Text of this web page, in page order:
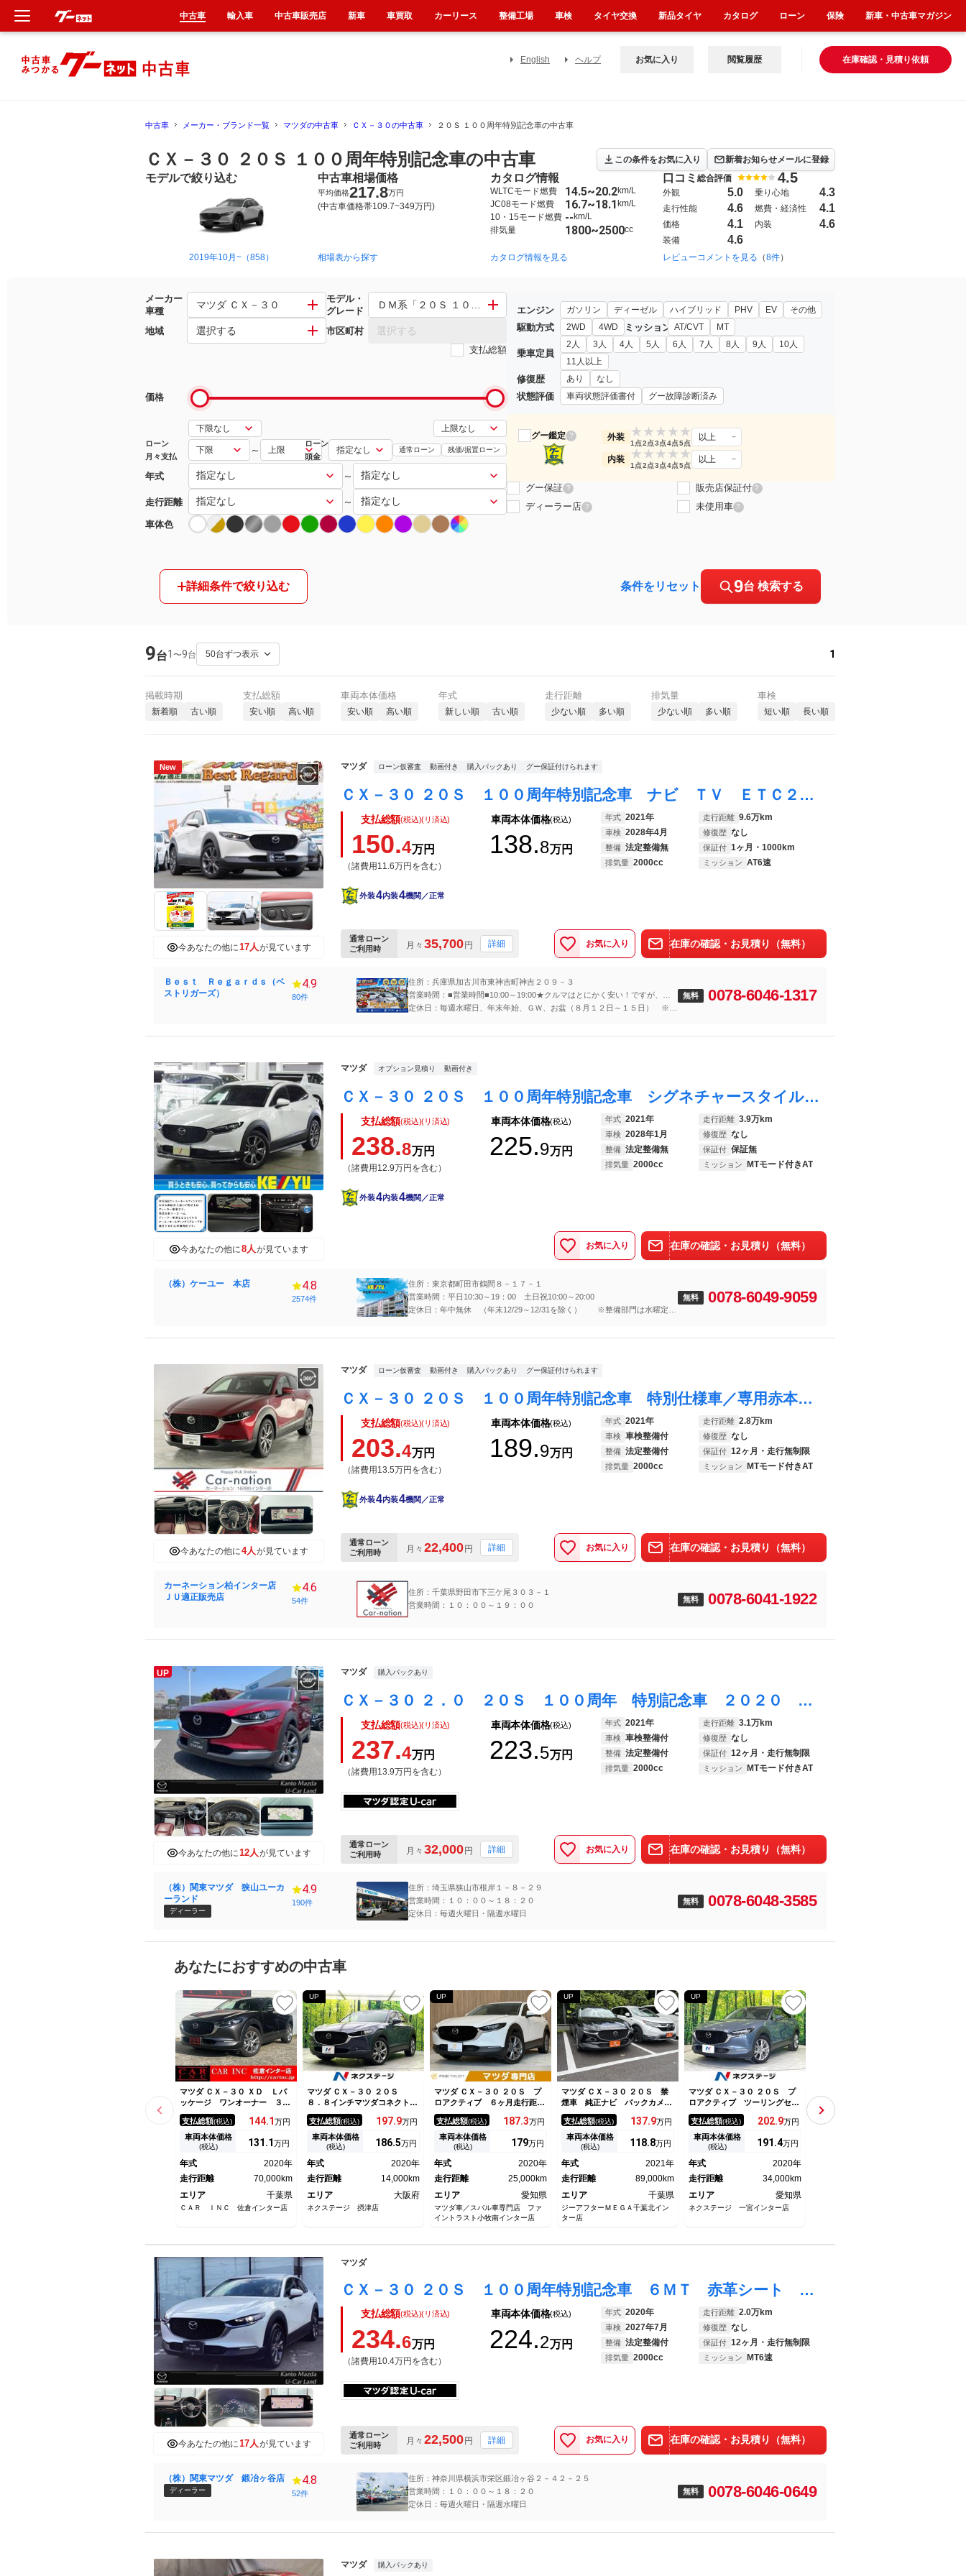
English ヘルプ 在庫確認・見積り依頼
お気に入り 閲覧履歴
中古車 メーカー・ブランド一覧 マツダの中古車 ＣＸ－３０の中古車 ２０Ｓ １００周年特別記念車の中古車
ＣＸ－３０ ２０Ｓ １００周年特別記念車の中古車 この条件をお気に入り 新着お知らせメールに登録
モデルで絞り込む
2019年10月~（858）
中古車相場価格
平均価格217.8万円
(中古車価格帯109.7~349万円)
相場表から探す
カタログ情報
WLTCモード燃費 14.5~20.2km/L
JC08モード燃費
16.7~18.1 km/L
10・15モード燃費 -- km/L
排気量
1800~2500cc
カタログ情報を見る
口コミ 総合評価 4.5
外観 5.0 乗り心地 4.3
走行性能 4.6 燃費・経済性 4.1
価格 4.1 内装 4.6
装備 4.6
レビューコメントを見る （8件）
メーカー
車種
マツダ ＣＸ－３０
モデル・
グレード
ＤＭ系「２０Ｓ １００周年特別記念車」 その他「２０Ｓ １００周年特別記念車」
地域 選択する 市区町村 選択する
支払総額
価格
ローン
月々支払
～
ローン
頭金
通常ローン 残価/据置ローン
年式 ～
走行距離 ～
車体色
エンジン ガソリン ディーゼル ハイブリッド PHV EV その他
駆動方式 2WD 4WD ミッション AT/CVT MT
乗車定員
2人 3人 4人 5人 6人 7人 8人 9人
10人
11人以上
修復歴 あり なし
状態評価 車両状態評価書付 グー故障診断済み
グー鑑定 ? 外装 ★
1点
★
2点
★
3点
★
4点
★
5点
以上
内装 ★
1点
★
2点
★
3点
★
4点
★
5点
以上
グー保証 ? 販売店保証付 ?
ディーラー店 ? 未使用車 ?
詳細条件で絞り込む 条件をリセット 9台 検索する
9台1 〜9台 1
掲載時期
新着順 古い順
支払総額
安い順 高い順
車両本体価格
安い順 高い順
年式
新しい順 古い順
走行距離
少ない順 多い順
排気量
少ない順 多い順
車検
短い順 長い順
New
今あなたの他に17人が見ています
マツダ ローン仮審査 動画付き 購入パックあり グー保証付けられます
ＣＸ－３０ ２０Ｓ １００周年特別記念車 ナビ ＴＶ ＥＴＣ２．０ ３６０°カメラ Ｂｌｕｅｔｏｏｔｈ レザーシート 運転席パワーシート シートヒーター ステアリングヒーター 電動格納ミラー パワーステアリング パワーウィンドウ
支払総額(税込)(リ済込)
150.4万円
（諸費用11.6万円を含む）
車両本体価格(税込)
138.8万円
年式 2021年 走行距離 9.6万km
車検 2028年4月 修復歴 なし
整備 法定整備無 保証付 1ヶ月・1000km
排気量 2000cc ミッション AT6速
外装4内装4機関／正常
通常ローン
ご利用時
月々 35,700円 詳細 お気に入り 在庫の確認・お見積り（無料）
Ｂｅｓｔ Ｒｅｇａｒｄｓ（ベ
ストリガーズ）
4.9
80件
住所：兵庫県加古川市東神吉町神吉２０９－３
営業時間：■営業時間■10:00～19:00★クルマはとにかく安い！ですが、駅
から徒歩30分の田舎で営業しております^^; ☆ナビで表示されない場合が
定休日：毎週水曜日、年末年始、ＧＷ、お盆（８月１２日～１５日） ※お
無料 0078-6046-1317
今あなたの他に8人が見ています
マツダ オプション見積り 動画付き
ＣＸ－３０ ２０Ｓ １００周年特別記念車 シグネチャースタイル ３６０°ビュー ＢＯＳＥサウンド ＢＳＭ ＨＵＤ レーダークルーズ パドルシフト ＥＴＣ シート・ステアヒーター パワーリフトゲート 純正ナビ ＢＴオーディオ パーキングセンサー
支払総額(税込)(リ済込)
238.8万円
（諸費用12.9万円を含む）
車両本体価格(税込)
225.9万円
年式 2021年 走行距離 3.9万km
車検 2028年1月 修復歴 なし
整備 法定整備無 保証付 保証無
排気量 2000cc ミッション MTモード付きAT
外装4内装4機関／正常
お気に入り 在庫の確認・お見積り（無料）
（株）ケーユー 本店 4.8
2574件
住所：東京都町田市鶴間８－１７－１
営業時間：平日10:30～19：00 土日祝10:00～20:00
定休日：年中無休 （年末12/29～12/31を除く） ※整備部門は水曜定休
無料 0078-6049-9059
今あなたの他に4人が見ています
マツダ ローン仮審査 動画付き 購入パックあり グー保証付けられます
ＣＸ－３０ ２０Ｓ １００周年特別記念車 特別仕様車／専用赤本革シート／マツダコネクトナビ／ＢＯＳＥ／３６０度ビューモニター／衝突軽減ブレ－キ／車線逸脱防止／後側方検知警報／誤発進抑制／ドライバーモニタリング／前後ソナー／ステアリングアシスト
支払総額(税込)(リ済込)
203.4万円
（諸費用13.5万円を含む）
車両本体価格(税込)
189.9万円
年式 2021年 走行距離 2.8万km
車検 車検整備付 修復歴 なし
整備 法定整備付 保証付 12ヶ月・走行無制限
排気量 2000cc ミッション MTモード付きAT
外装4内装4機関／正常
通常ローン
ご利用時
月々 22,400円 詳細 お気に入り 在庫の確認・お見積り（無料）
カーネーション柏インター店
ＪＵ適正販売店
4.6
54件
住所：千葉県野田市下三ケ尾３０３－１
営業時間：１０：００～１９：００
無料 0078-6041-1922
UP
今あなたの他に12人が見ています
マツダ 購入パックあり
ＣＸ－３０ ２．０ ２０Ｓ １００周年 特別記念車 ２０２０ ＷＣＯＴＹ選出記念モデル ＢＯＳＥサウンドシステム ３６０度ビュー ＬＫＡ ＤＶＤプレーヤー パワーリフトゲート ＢＴオーディオ 衝突軽減ブレーキ 前後ソナー 本革シート スマートキー
支払総額(税込)(リ済込)
237.4万円
（諸費用13.9万円を含む）
車両本体価格(税込)
223.5万円
年式 2021年 走行距離 3.1万km
車検 車検整備付 修復歴 なし
整備 法定整備付 保証付 12ヶ月・走行無制限
排気量 2000cc ミッション MTモード付きAT
通常ローン
ご利用時
月々 32,000円 詳細 お気に入り 在庫の確認・お見積り（無料）
（株）関東マツダ 狭山ユーカ
ーランド
ディーラー
4.9
190件
住所：埼玉県狭山市根岸１－８－２９
営業時間：１０：００～１８：２０
定休日：毎週火曜日・隔週水曜日
無料 0078-6048-3585
あなたにおすすめの中古車
マツダ ＣＸ－３０ ＸＤ Ｌパ
ッケージ ワンオーナー ３６
０°カメラ 白革 ＢＯＳＥサ
ウンド メモリー付パワーシー
ト 電動リアゲート 衝突軽減
ブレーキ ＥＴＣ アップルカ
ッドライト フルセグ Ｂｌｕ
ｅｔｏｏｔｈ
支払総額(税込) 144.1万円
車両本体価格
(税込) 131.1万円
年式
2020年
走行距離
70,000km
エリア
千葉県
ＣＡＲ ＩＮＣ 佐倉インター店
UP
マツダ ＣＸ－３０ ２０Ｓ
８．８インチマツダコネクトナ
ビ バックカメラ スマートブ
レーキサポート レーダークル
ーズコントロール ＥＴＣ Ｌ
ＥＤヘッド スマートキー 純
キングブレーキ コーナーセン
サー
支払総額(税込) 197.9万円
車両本体価格
(税込) 186.5万円
年式
2020年
走行距離
14,000km
エリア
大阪府
ネクステージ 摂津店
UP
マツダ ＣＸ－３０ ２０Ｓ プ
ロアクティブ ６ヶ月走行距離
無制限保証付 禁煙車 レーダ
ークルーズコントロール 衝突
軽減ブレーキ クリアランスソ
ナー ブラインドスポットモニ
ナビ Ｂｌｕｅｔｏｏｔｈ対
応 フルセグＴＶ
支払総額(税込) 187.3万円
車両本体価格
(税込) 179万円
年式
2020年
走行距離
25,000km
エリア
愛知県
マツダ車／スバル車専門店 ファ
イントラスト小牧南インター店
UP
マツダ ＣＸ－３０ ２０Ｓ 禁
煙車 純正ナビ バックカメ
ラ ＥＴＣ フルセグＴＶ Ｅ
ＴＣ ＬＥＤヘッドライト ア
ダプティブコントロール レー
ンキープアシスト スマート
ト クルーザーコントロール
支払総額(税込) 137.9万円
車両本体価格
(税込) 118.8万円
年式
2021年
走行距離
89,000km
エリア
千葉県
ジーアフターＭＥＧＡ千葉北イン
ター店
UP
マツダ ＣＸ－３０ ２０Ｓ プ
ロアクティブ ツーリングセレ
クション 禁煙車 ＢＯＳＥサ
ウンド 純正８．８型ナビ 全
周囲カメラ ドラレコ シート
ヒーター メモリー機能付きパ
ズ ＬＥＤライト オートハイ
ビーム 純正１８インチアルミ
支払総額(税込) 202.9万円
車両本体価格
(税込) 191.4万円
年式
2020年
走行距離
34,000km
エリア
愛知県
ネクステージ 一宮インター店
ロアクティブ ワンオーナー
禁煙車 純正８．８インチナ
ビ バックカメラ フルセグ
支払総額
今あなたの他に 17人 が見ています
マツダ
ＣＸ－３０ ２０Ｓ １００周年特別記念車 ６ＭＴ 赤革シート ＢＯＳＥ １０．２５インチセンターディスプレイ ３６０°ビューモニター ２カメラドライブレコーダー ＥＴＣ２．０ ＭＲＣＣ 衝突被害軽減ブレーキ ＡＴ誤発進抑制制御 レーンキープアシスト ブラインドスポットモ
支払総額(税込)(リ済込)
234.6万円
（諸費用10.4万円を含む）
車両本体価格(税込)
224.2万円
年式 2020年 走行距離 2.0万km
車検 2027年7月 修復歴 なし
整備 法定整備付 保証付 12ヶ月・走行無制限
排気量 2000cc ミッション MT6速
通常ローン
ご利用時
月々 22,500 円 詳細 お気に入り 在庫の確認・お見積り（無料）
（株）関東マツダ 鍛冶ヶ谷店
ディーラー
4.8
52件
住所：神奈川県横浜市栄区鍛冶ヶ谷２－４２－２５
営業時間：１０：００～１８：２０
定休日：毎週火曜日・隔週水曜日
無料 0078-6046-0649
マツダ 購入パックあり
中古車 輸入車 中古車販売店 新車 車買取 カーリース 整備工場 車検 タイヤ交換 新品タイヤ カタログ ローン 保険 新車・中古車マガジン
新車